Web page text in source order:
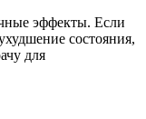
эффекты. Если
состояния,
для